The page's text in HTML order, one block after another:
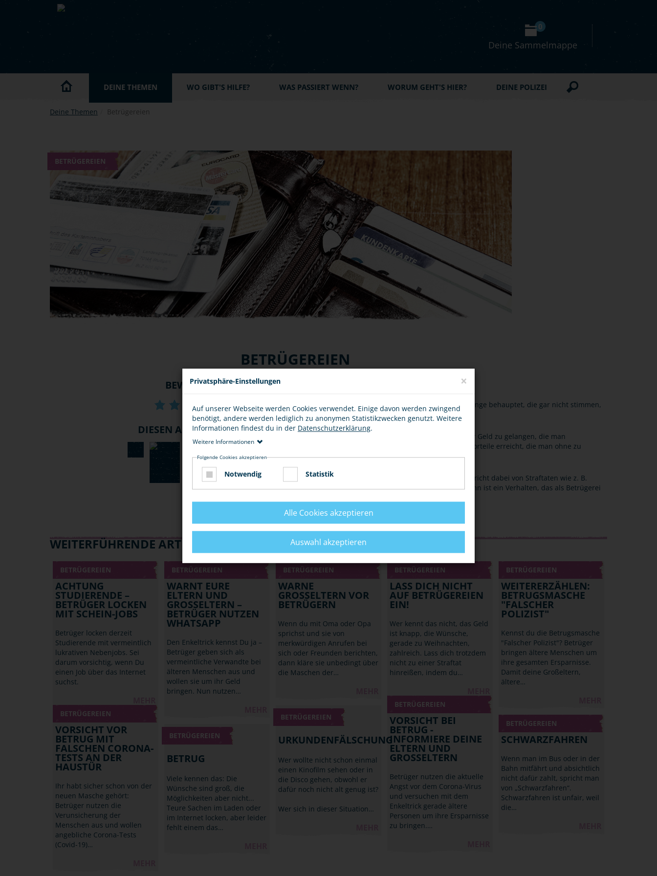
Skip to main content
Deine Sammelmappe
0
DEINE THEMEN WO GIBT'S HILFE? WAS PASSIERT WENN? WORUM GEHT'S HIER? DEINE POLIZEI
Deine Themen Betrügereien
BETRÜGEREIEN
BETRÜGEREIEN
Wer ehrlich bleibt, kommt weiter
Schwindeln gehört für die meisten zum Großwerden dazu. Wer aber Dinge behauptet, die gar nicht stimmen,
um sich dabei Vorteile zu verschaffen, verhält sich falsch.
Damit kann gemeint sein, durch Tricks oder Täuschung an Sachen oder Geld zu gelangen, die man
normalerweise nicht bekommen würde. Oder dass man durch Lügen Vorteile erreicht, die man ohne zu
schwindeln sonst nicht bekommen hätte.
Solche Täuschungen sind verboten und werden sogar bestraft. Man spricht dabei von Straftaten wie z. B.
BetrugoderUrkundenfälschung. AuchSchwarzfahrenmit Bus oder Bahn ist ein Verhalten, das als Betrügerei
BEWERTUNG
DIESEN ARTIKEL ...
WEITERFÜHRENDE ARTIKEL
BETRÜGEREIEN
ACHTUNG
STUDIERENDE –
BETRÜGER LOCKEN
MIT SCHEIN-JOBS
Betrüger locken derzeit
Studierende mit vermeintlich
lukrativen Nebenjobs. Sei
darum vorsichtig, wenn Du
einen Job über das Internet
suchst.
BETRÜGEREIEN
WARNT EURE
ELTERN UND
GROSSELTERN – B
ETRÜGER NUTZEN W
HATSAPP
Den Enkeltrick kennst Du ja –
Betrüger geben sich als
vermeintliche Verwandte bei
älteren Menschen aus und
wollen sie um ihr Geld
bringen. Nun nutzen…
BETRÜGEREIEN
WARNE
GROSSELTERN VOR B
ETRÜGERN
Wenn du mit Oma oder Opa
sprichst und sie von
merkwürdigen Anrufen bei
sich oder Freunden berichten,
dann kläre sie unbedingt über
die Maschen der…
BETRÜGEREIEN
LASS DICH NICHT
AUF BETRÜGEREIEN
EIN!
Wer kennt das nicht, das Geld
ist knapp, die Wünsche,
gerade zu Weihnachten,
zahlreich. Lass dich trotzdem
nicht zu einer Straftat
hinreißen, indem du…
BETRÜGEREIEN
WEITERERZÄHLEN:
BETRUGSMASCHE
"FALSCHER
POLIZIST"
Kennst du die Betrugsmasche
"Falscher Polizist"? Betrüger
bringen ältere Menschen um
ihre gesamten Ersparnisse.
Damit deine Großeltern,
ältere…
BETRÜGEREIEN
VORSICHT BEI
BETRUG -
INFORMIERE DEINE
ELTERN UND
GROSSELTERN
Betrüger nutzen die aktuelle
Angst vor dem Corona-Virus
und versuchen mit dem
Enkeltrick gerade ältere
Personen um ihre Ersparnisse
zu bringen.…
BETRÜGEREIEN
VORSICHT VOR
BETRUG MIT
FALSCHEN CORONA-
TESTS AN DER
HAUSTÜR
Ihr habt sicher schon von der
neuen Masche gehört:
Betrüger nutzen die
Verunsicherung der
Menschen aus und wollen
angebliche Corona-Tests
(Covid-19)…
BETRÜGEREIEN
URKUNDENFÄLSCHUNG
Wer wollte nicht schon einmal
einen Kinofilm sehen oder in
die Disco gehen, obwohl er
dafür noch nicht alt genug ist?
Wer sich in dieser Situation…
BETRÜGEREIEN
SCHWARZFAHREN
Wenn man im Bus oder in der
Bahn mitfährt und absichtlich
nicht dafür zahlt, spricht man
von „Schwarzfahren“.
Schwarzfahren ist unfair, weil
die…
BETRÜGEREIEN
BETRUG
Viele kennen das: Die
Wünsche sind groß, die
Möglichkeiten aber nicht...
Teure Sachen im Laden oder
im Internet locken, aber leider
fehlt einem das…
Privatsphäre-Einstellungen ×
Auf unserer Webseite werden Cookies verwendet. Einige davon werden zwingend
benötigt, andere werden lediglich zu anonymen Statistikzwecken genutzt. Weitere
Informationen findest du in der Datenschutzerklärung.
Weitere Informationen
Folgende Cookies akzeptieren
Notwendig Statistik
Alle Cookies akzeptieren
Auswahl akzeptieren